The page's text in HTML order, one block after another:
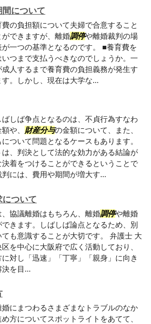
について
の負担額について夫婦で合意すること
できますが、離婚調停や離婚裁判の場
一つの基準となるのです。 ■養育費を
つまで支払うべきなのでしょうか。一
人するまで養育費の負担義務が発生す
。しかし、現在は大学な...
しば争点となるのは、不貞行為すなわ
や、 財産分与の金額について、また、
ついて問題となるケースもあります。
、判決として法的な効力がある結論が
着をつけることができるということで
には、費用や期間が増大す...
ついて
協議離婚はもちろん、離婚調停や離婚
きます。しばしば論点となるため、別
も意識することが大切です。 弁護士 大
を中心に大阪府で広く活動しており、
対し「迅速」「丁寧」「親身」に向き
を目...
にまつわるさまざまなトラブルのなか
め方についてスポットライトをあてて、